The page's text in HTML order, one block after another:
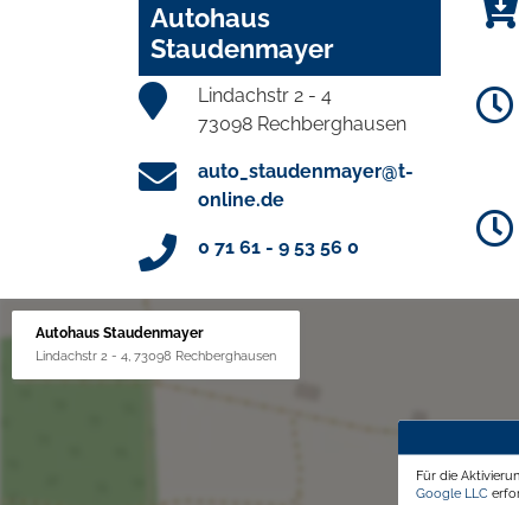
Autohaus
Staudenmayer
Lindachstr 2 - 4
73098 Rechberghausen
auto_staudenmayer@t-
online.de
0 71 61 - 9 53 56 0
Autohaus Staudenmayer
Lindachstr 2 - 4, 73098 Rechberghausen
Für die
Google LLC